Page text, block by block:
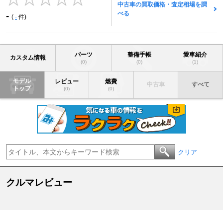
- ( - 件)
中古車の買取価格・査定相場を調
べる
カスタム情報 パーツ
(0)
整備手帳
(0)
愛車紹介
(1)
モデル
トップ
レビュー
(0)
燃費
(0)
中古車 すべて
クリア
クルマレビュー